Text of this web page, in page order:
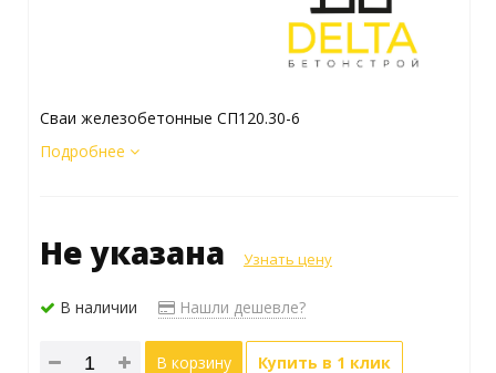
Сваи железобетонные СП120.30-6
Подробнее
Не указана Узнать цену
В наличии Нашли дешевле?
В корзину Купить в 1 клик